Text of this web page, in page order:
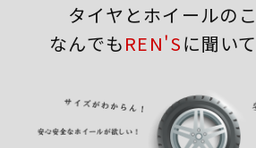
タイヤとホイールのこ
なんでもREN'Sに聞い